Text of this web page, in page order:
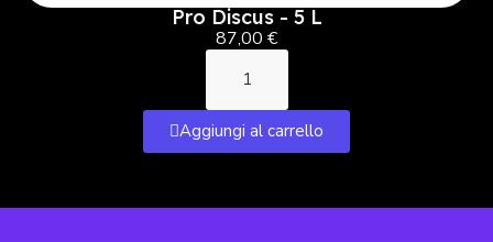
Pro Discus - 5 L
87,00 €
Aggiungi al carrello